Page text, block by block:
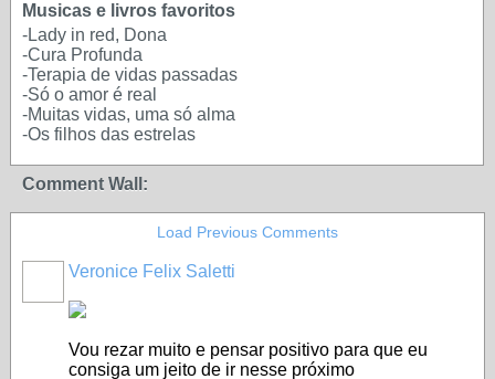
Musicas e livros favoritos
-Lady in red, Dona
-Cura Profunda
-Terapia de vidas passadas
-Só o amor é real
-Muitas vidas, uma só alma
-Os filhos das estrelas
Comment Wall:
Load Previous Comments
Veronice Felix Saletti
Vou rezar muito e pensar positivo para que eu
consiga um jeito de ir nesse próximo